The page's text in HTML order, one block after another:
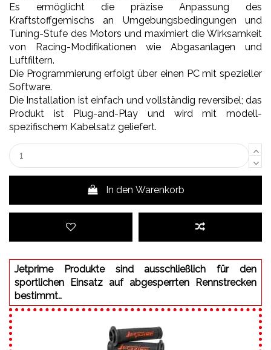
Es ermöglicht die präzise Anpassung des
Kraftstoffgemischs an Umgebungsbedingungen und
Tuning-Stufe des Motors und maximiert die Wirksamkeit
von Racing-Modifikationen wie Abgasanlagen und
Luftfiltern.
Die Programmierung erfolgt über einen PC mit spezieller
Software.
Die Installation ist einfach und vollständig reversibel; das
Produkt ist Plug-and-Play und wird mit modell-
spezifischem Kabelsatz geliefert.
In den Warenkorb
Jetprime Produkte sind ausschließlich für den
sportlichen Einsatz auf abgesperrten Rennstrecken
bestimmt..